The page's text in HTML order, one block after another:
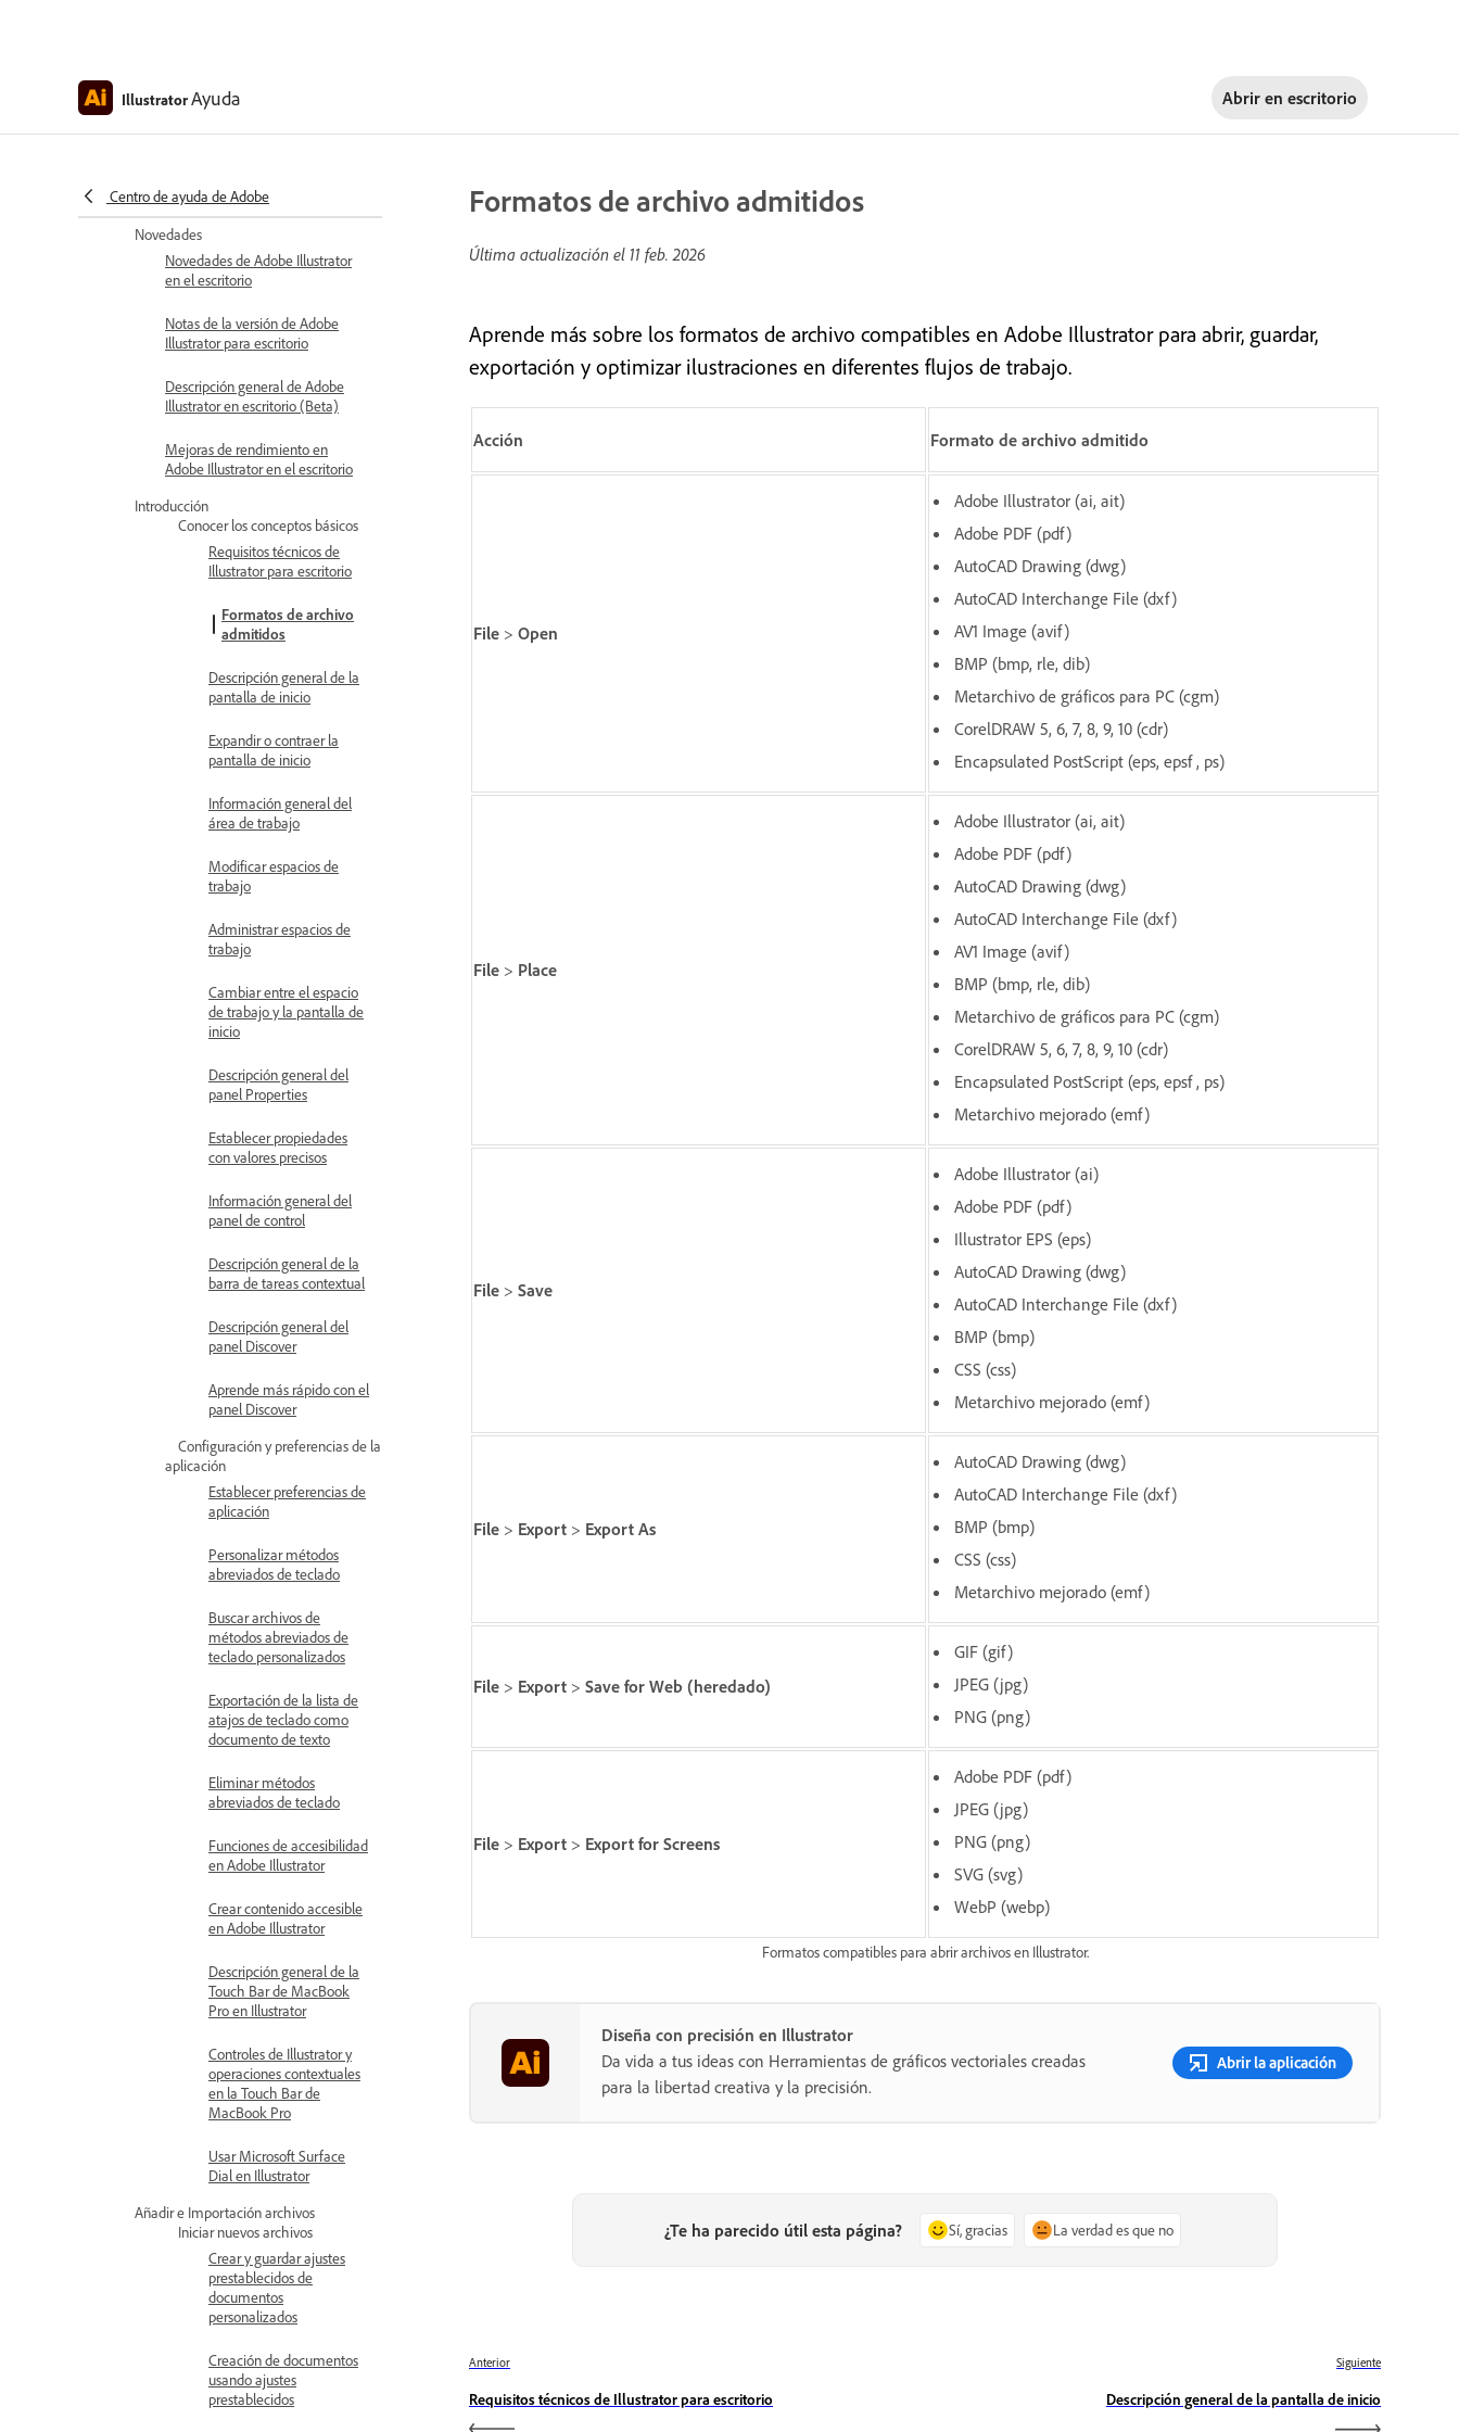
IllustratorAyuda Abrir en escritorio
Centro de ayuda de Adobe
Ayuda de Illustrator para escritorio
Novedades
Novedades de Adobe Illustrator
en el escritorio
Notas de la versión de Adobe
Illustrator para escritorio
Descripción general de Adobe
Illustrator en escritorio (Beta)
Mejoras de rendimiento en
Adobe Illustrator en el escritorio
Introducción
Conocer los conceptos básicos
Requisitos técnicos de
Illustrator para escritorio
Formatos de archivo
admitidos
Descripción general de la
pantalla de inicio
Expandir o contraer la
pantalla de inicio
Información general del
área de trabajo
Modificar espacios de
trabajo
Administrar espacios de
trabajo
Cambiar entre el espacio
de trabajo y la pantalla de
inicio
Descripción general del
panel Properties
Establecer propiedades
con valores precisos
Información general del
panel de control
Descripción general de la
barra de tareas contextual
Descripción general del
panel Discover
Aprende más rápido con el
panel Discover
Configuración y preferencias de la
aplicación
Establecer preferencias de
aplicación
Personalizar métodos
abreviados de teclado
Buscar archivos de
métodos abreviados de
teclado personalizados
Exportación de la lista de
atajos de teclado como
documento de texto
Eliminar métodos
abreviados de teclado
Funciones de accesibilidad
en Adobe Illustrator
Crear contenido accesible
en Adobe Illustrator
Descripción general de la
Touch Bar de MacBook
Pro en Illustrator
Controles de Illustrator y
operaciones contextuales
en la Touch Bar de
MacBook Pro
Usar Microsoft Surface
Dial en Illustrator
Añadir e Importación archivos
Iniciar nuevos archivos
Crear y guardar ajustes
prestablecidos de
documentos
personalizados
Creación de documentos
usando ajustes
prestablecidos
Formatos de archivo admitidos
Última actualización el 11 feb. 2026
Aprende más sobre los formatos de archivo compatibles en Adobe Illustrator para abrir, guardar,
exportación y optimizar ilustraciones en diferentes flujos de trabajo.
Formatos compatibles para abrir archivos en Illustrator.
Acción Formato de archivo admitido
File > Open
Adobe Illustrator (ai, ait)
Adobe PDF (pdf)
AutoCAD Drawing (dwg)
AutoCAD Interchange File (dxf)
AV1 Image (avif)
BMP (bmp, rle, dib)
Metarchivo de gráficos para PC (cgm)
CorelDRAW 5, 6, 7, 8, 9, 10 (cdr)
Encapsulated PostScript (eps, epsf , ps)
File > Place
Adobe Illustrator (ai, ait)
Adobe PDF (pdf)
AutoCAD Drawing (dwg)
AutoCAD Interchange File (dxf)
AV1 Image (avif)
BMP (bmp, rle, dib)
Metarchivo de gráficos para PC (cgm)
CorelDRAW 5, 6, 7, 8, 9, 10 (cdr)
Encapsulated PostScript (eps, epsf , ps)
Metarchivo mejorado (emf)
File > Save
Adobe Illustrator (ai)
Adobe PDF (pdf)
Illustrator EPS (eps)
AutoCAD Drawing (dwg)
AutoCAD Interchange File (dxf)
BMP (bmp)
CSS (css)
Metarchivo mejorado (emf)
File > Export > Export As
AutoCAD Drawing (dwg)
AutoCAD Interchange File (dxf)
BMP (bmp)
CSS (css)
Metarchivo mejorado (emf)
File > Export > Save for Web (heredado)
GIF (gif)
JPEG (jpg)
PNG (png)
File > Export > Export for Screens
Adobe PDF (pdf)
JPEG (jpg)
PNG (png)
SVG (svg)
WebP (webp)
Diseña con precisión en Illustrator
Da vida a tus ideas con Herramientas de gráficos vectoriales creadas
para la libertad creativa y la precisión.
Abrir la aplicación
¿Te ha parecido útil esta página? Sí, gracias La verdad es que no
Anterior
Requisitos técnicos de Illustrator para escritorio
Siguiente
Descripción general de la pantalla de inicio